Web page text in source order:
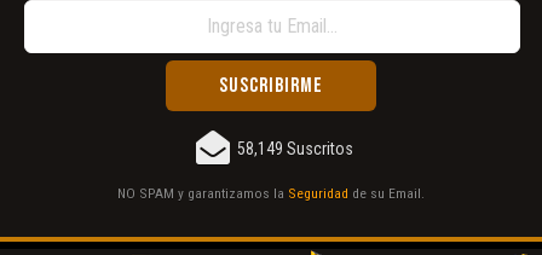
58,149 Suscritos
NO SPAM y garantizamos la Seguridad de su Email.